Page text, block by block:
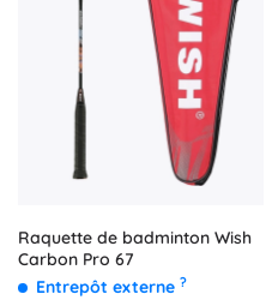
Raquette de badminton Wish
Carbon Pro 67
Entrepôt externe ?